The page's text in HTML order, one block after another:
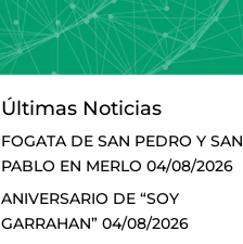
Últimas Noticias
FOGATA DE SAN PEDRO Y SAN
PABLO EN MERLO 04/08/2026
ANIVERSARIO DE “SOY
GARRAHAN” 04/08/2026